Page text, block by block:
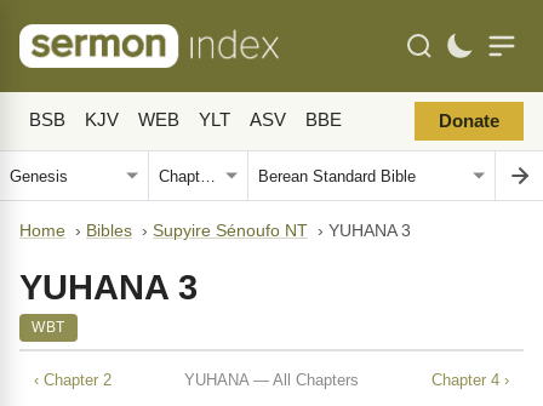
BSB KJV WEB YLT ASV BBE Donate
Home › Bibles › Supyire Sénoufo NT › YUHANA 3
YUHANA 3
WBT
‹ Chapter 2 YUHANA — All Chapters Chapter 4 ›